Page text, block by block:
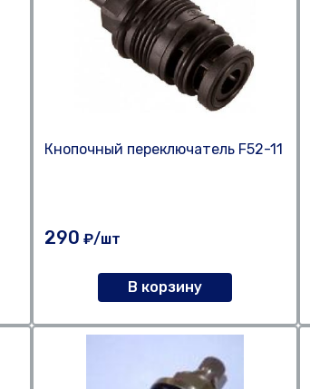
Кнопочный переключатель F52-11
290 ₽/шт
В корзину